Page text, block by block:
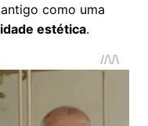
como uma
estética.